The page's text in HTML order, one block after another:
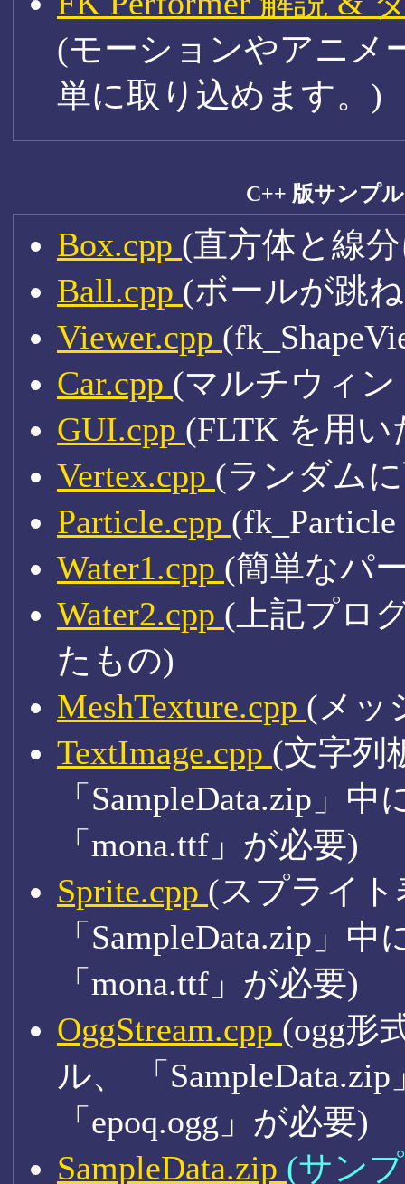
(モーションやアニメ
単に取り込めます。)
C++ 版サンプ
Box.cpp (直方体と線
Ball.cpp (ボールが跳
Viewer.cpp
Car.cpp (マルチウィ
GUI.cpp (FLTK を用
Vertex.cpp (ランダム
Particle.cpp
Water1.cpp (簡単なパ
Water2.cpp (上記プロ
たもの)
MeshTexture.cpp (メッ
TextImage.cpp (文字列
「SampleData.zip」
「mona.ttf」が必要)
Sprite.cpp (スプライ
「SampleData.zip」
「mona.ttf」が必要)
OggStream.cpp (ogg形
ル、 「
「epoq.ogg」が必要)
SampleData.zip (サン